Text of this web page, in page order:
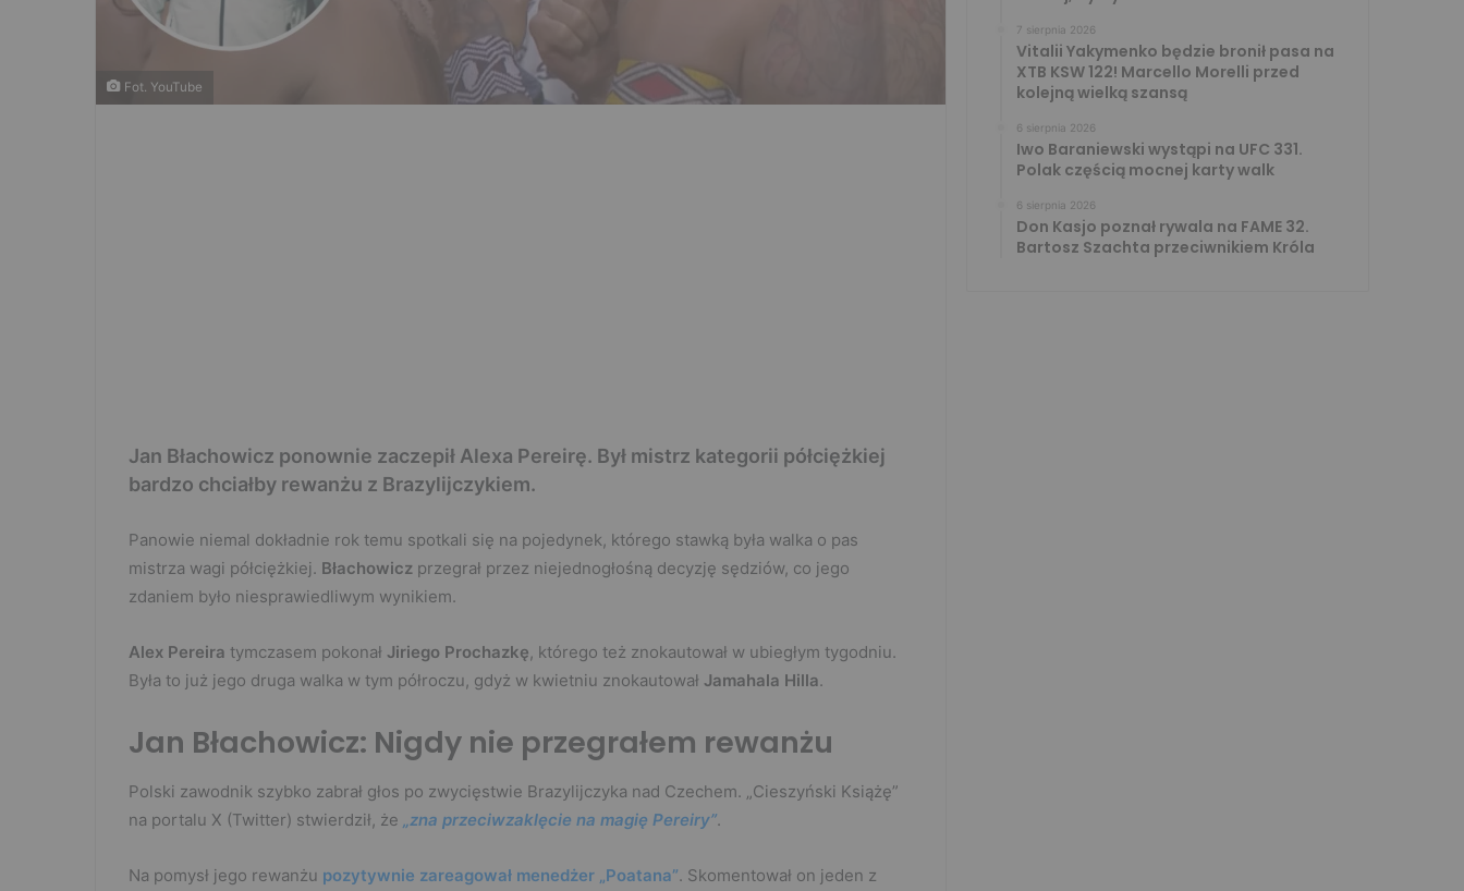
Fot. YouTube
Jan Błachowicz ponownie zaczepił Alexa Pereirę. Był mistrz kategorii półciężkiej
bardzo chciałby rewanżu z Brazylijczykiem.
Panowie niemal dokładnie rok temu spotkali się na pojedynek, którego stawką była walka o pas
mistrza wagi półciężkiej. Błachowicz przegrał przez niejednogłośną decyzję sędziów, co jego
zdaniem było niesprawiedliwym wynikiem.
Alex Pereira tymczasem pokonał Jiriego Prochazkę, którego też znokautował w ubiegłym tygodniu.
Była to już jego druga walka w tym półroczu, gdyż w kwietniu znokautował Jamahala Hilla.
Jan Błachowicz: Nigdy nie przegrałem rewanżu
Polski zawodnik szybko zabrał głos po zwycięstwie Brazylijczyka nad Czechem. „Cieszyński Książę”
na portalu X (Twitter) stwierdził, że
„zna przeciwzaklęcie na magię Pereiry”.
Na pomysł jego rewanżu pozytywnie zareagował menedżer „Poatana”. Skomentował on jeden z
7 sierpnia 2026
Vitalii Yakymenko będzie bronił pasa na
XTB KSW 122! Marcello Morelli przed
kolejną wielką szansą
6 sierpnia 2026
Iwo Baraniewski wystąpi na UFC 331.
Polak częścią mocnej karty walk
6 sierpnia 2026
Don Kasjo poznał rywala na FAME 32.
Bartosz Szachta przeciwnikiem Króla